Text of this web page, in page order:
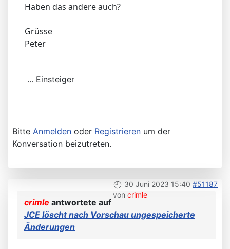
Haben das andere auch?
Grüsse
Peter
... Einsteiger
Bitte Anmelden oder Registrieren um der
Konversation beizutreten.
30 Juni 2023 15:40 #51187
von crimle
crimle antwortete auf
JCE löscht nach Vorschau ungespeicherte
Änderungen